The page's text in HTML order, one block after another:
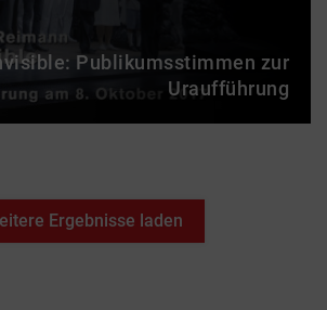
Publikumsstimmen zur
Uraufführung
Ergebnisse laden